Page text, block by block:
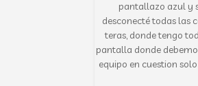
pantallazo azul y
desconecté todas las
teras, donde tengo
pantalla donde
equipo en cuestion